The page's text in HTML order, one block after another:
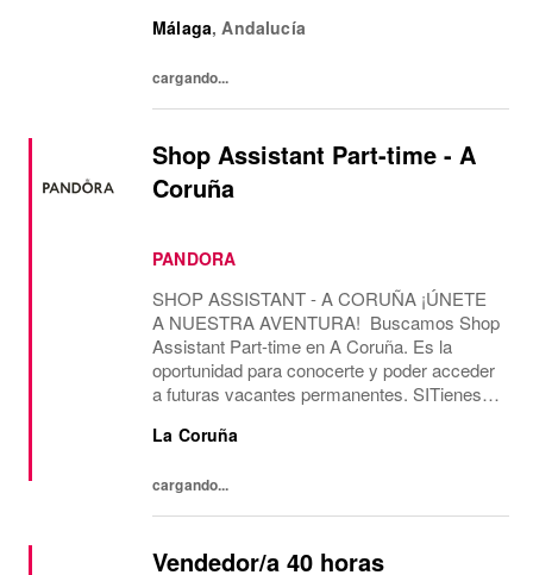
Guest Experience Advisor position, working
Málaga,Andalucía
cargando...
Shop Assistant Part-time - A
Coruña
PANDORA
SHOP ASSISTANT - A CORUÑA ¡ÚNETE
A NUESTRA AVENTURA! Buscamos Shop
Assistant Part-time en A Coruña. Es la
oportunidad para conocerte y poder acceder
a futuras vacantes permanentes. SITienes
Assistant, en marcas con un formato de
La Coruña
cargando...
Vendedor/a 40 horas